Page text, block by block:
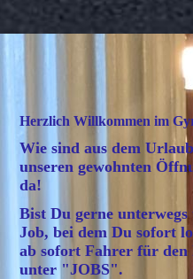
Herzlich Willkommen im
Wie sind aus dem
unseren gewohnten
da!
Bist Du gerne
Job, bei dem Du sofort
ab sofortFahrer für den
unter "JOBS".